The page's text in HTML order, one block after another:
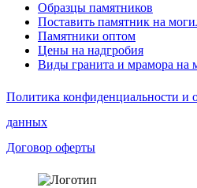
Образцы памятников
Поставить памятник на
Памятники оптом
Цены на надгробия
Виды гранита и мрамора на
Политика конфиденциальности и
данных
Договор оферты